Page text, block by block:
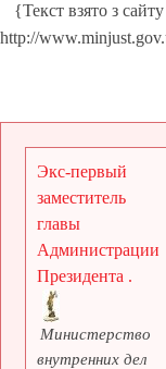
{Текст взято з
http://
Экс-первый
заместитель
главы
Администрации
Президента .
Министерство
внутренних дел